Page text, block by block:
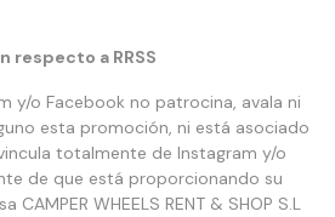
respecto a RRSS
y/o Facebook no patrocina, avala ni
esta promoción, ni está asociado
totalmente de Instagram y/o
de que está proporcionando su
WHEELS RENT & SHOP S.L